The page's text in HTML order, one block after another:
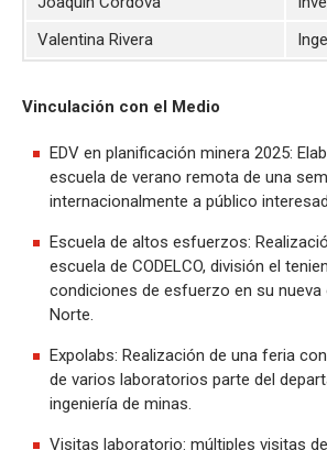
Valentina Rivera
Vinculación con el Medio
EDV en planificación minera 2025:
escuela de verano remota de una
internacionalmente a público
Escuela de altos esfuerzos:
escuela de CODELCO, división el
condiciones de esfuerzo en su nueva
Norte.
Expolabs: Realización de una feria
de varios laboratorios parte del
ingeniería de minas.
Visitas laboratorio: múltiples visitas